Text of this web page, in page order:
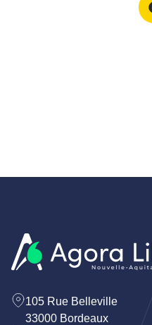
105 Rue Belleville
33000 Bordeaux